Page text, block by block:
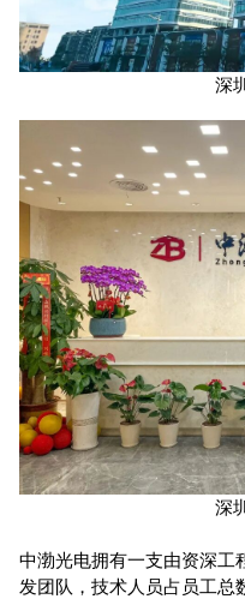
深
深
中渤光电拥有一支由资深工
发团队，技术人员占员工总